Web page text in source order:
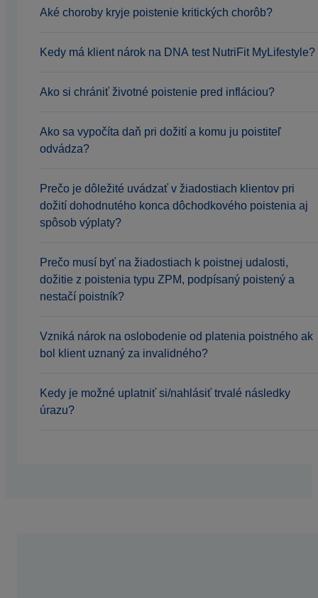
Aké choroby kryje poistenie kritických chorôb?
Kedy má klient nárok na DNA test NutriFit MyLifestyle?
Ako si chrániť životné poistenie pred infláciou?
Ako sa vypočíta daň pri dožití a komu ju poistiteľ
odvádza?
Prečo je dôležité uvádzať v žiadostiach klientov pri
dožití dohodnutého konca dôchodkového poistenia aj
spôsob výplaty?
Prečo musí byť na žiadostiach k poistnej udalosti,
dožitie z poistenia typu ZPM, podpísaný poistený a
nestačí poistník?
Vzniká nárok na oslobodenie od platenia poistného ak
bol klient uznaný za invalidného?
Kedy je možné uplatniť si/nahlásiť trvalé následky
úrazu?